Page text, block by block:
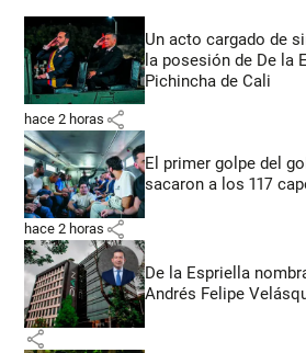
Un acto cargado de
la posesión de De la
Pichincha de Cali
hace 2 horas share
El primer golpe del
sacaron a los 117
hace 2 horas share
De la Espriella
Andrés Felipe
share